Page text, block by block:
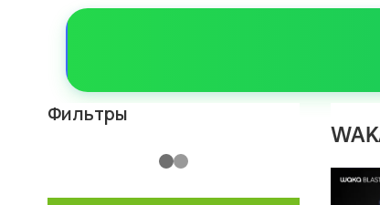
Фильтры